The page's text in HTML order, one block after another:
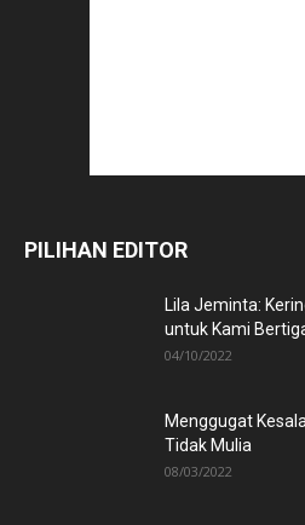
PILIHAN EDITOR
Lila Jeminta:
untuk Kami
04/10/2022
Menggugat
Tidak Mulia
08/03/2022